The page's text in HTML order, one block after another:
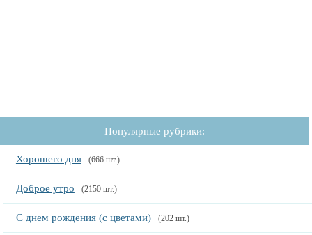
Популярные рубрики:
Хорошего дня (666 шт.)
Доброе утро (2150 шт.)
С днем рождения (с цветами) (202 шт.)